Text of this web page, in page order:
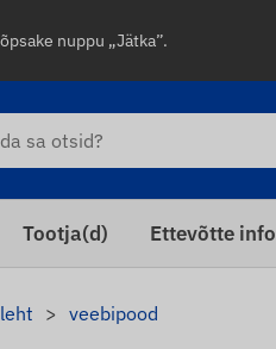
nuppu „Jätka”.
Tootja(d) Ettevõtte info
veebipood